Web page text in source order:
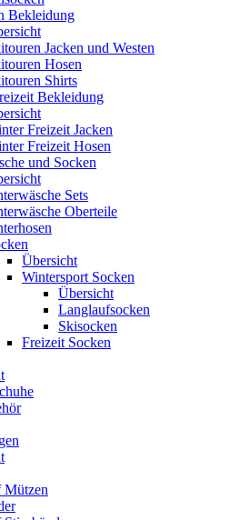
Bekleidung
Jacken und Westen
Hosen
Shirts
Bekleidung
Freizeit Jacken
Freizeit Hosen
und Socken
Sets
Oberteile
Übersicht
Wintersport Socken
Übersicht
Langlaufsocken
Skisocken
Freizeit Socken
Mützen